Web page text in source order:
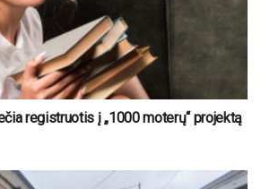
registruotis į „1000 moterų“ projektą